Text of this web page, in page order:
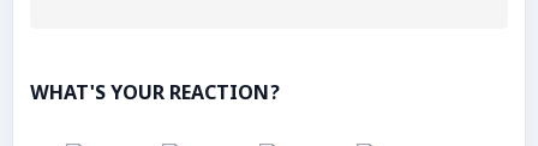
WHAT'S YOUR REACTION?